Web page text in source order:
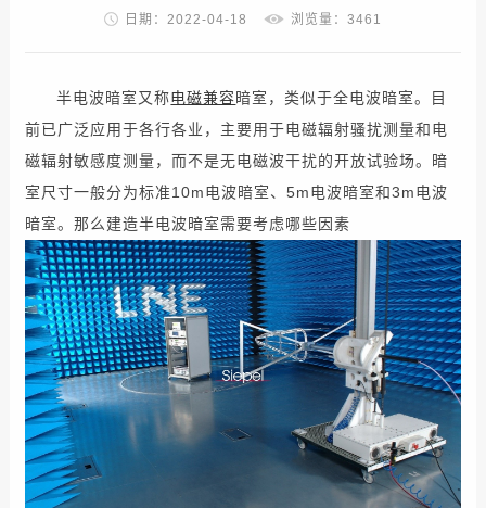
日期：2022-04-18 浏览量：3461
半电波暗室又称电磁兼容暗室，类似于全电波暗室。目
前已广泛应用于各行各业，主要用于电磁辐射骚扰测量和电
磁辐射敏感度测量，而不是无电磁波干扰的开放试验场。暗
室尺寸一般分为标准10m电波暗室、5m电波暗室和3m电波
暗室。那么建造半电波暗室需要考虑哪些因素